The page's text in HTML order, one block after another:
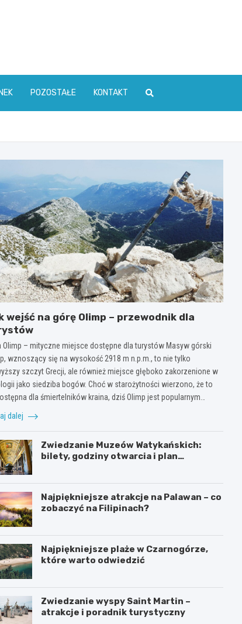
POZOSTAŁE KONTAKT
wejść na górę Olimp – przewodnik dla
Olimp – mityczne miejsce dostępne dla turystów Masyw górski
wznoszący się na wysokość 2918 m n.p.m., to nie tylko
szczyt Grecji, ale również miejsce głęboko zakorzenione w
jako siedziba bogów. Choć w starożytności wierzono, że to
dla śmiertelników kraina, dziś Olimp jest popularnym…
dalej
Zwiedzanie Muzeów Watykańskich:
bilety, godziny otwarcia i plan
Najpiękniejsze atrakcje na Palawan – co
zobaczyć na Filipinach?
Najpiękniejsze plaże w Czarnogórze,
które warto odwiedzić
Zwiedzanie wyspy Saint Martin –
atrakcje i poradnik turystyczny